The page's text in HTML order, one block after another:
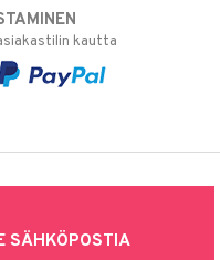
kautta
SÄHKÖPOSTIA